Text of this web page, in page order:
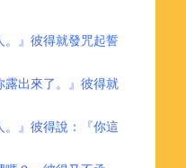
。』彼得就發咒起誓
露出來了。』彼得就
。』彼得說：『你這